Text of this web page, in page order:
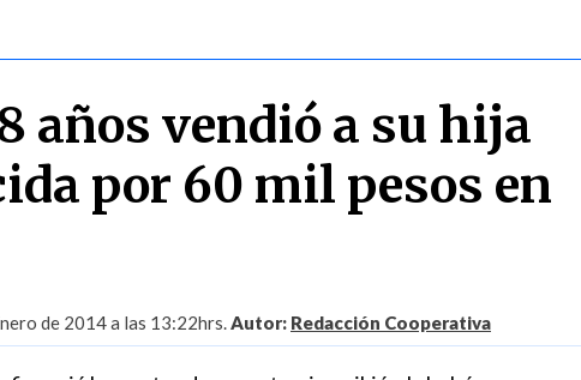
años vendió a su hija
por 60 mil pesos en
de 2014 a las 13:22hrs.Autor: Redacción Cooperativa